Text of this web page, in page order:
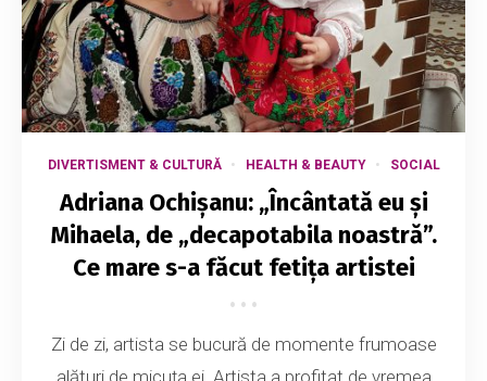
DIVERTISMENT & CULTURĂ HEALTH & BEAUTY SOCIAL
Adriana Ochișanu: „Încântată eu și
Mihaela, de „decapotabila noastră”.
Ce mare s-a făcut fetița artistei
Zi de zi, artista se bucură de momente frumoase